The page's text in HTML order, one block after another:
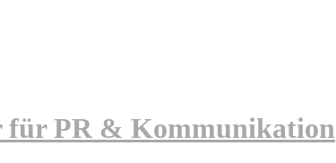
für PR & Kommunikation